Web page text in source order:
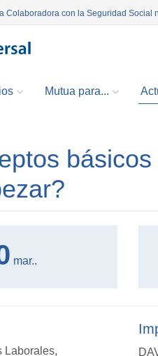
Colaboradora con la Seguridad Social
Mutua para...
mar..
Laborales,